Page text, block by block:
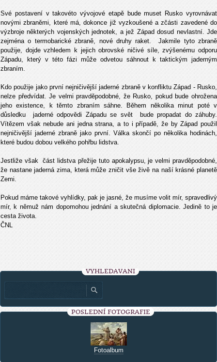
Své postavení v takovéto vývojové etapě bude muset Rusko vyrovnávat
novými zbraněmi, které má, dokonce již vyzkoušené a zčásti zavedené do
výzbroje některých vojenských jednotek, a jež Západ dosud nevlastní. Jde
zejména o termobarické zbraně, nové druhy raket. Jakmile tyto zbraně
použije, dojde vzhledem k jejich obrovské ničivé síle, zvýšenému odporu
Západu, který v této fázi může odvetou sáhnout k taktickým jaderným
zbraním.
Kdo použije jako první nejničivější jaderné zbraně v konfliktu Západ - Rusko,
nelze předvídat. Je velmi pravděpodobné, že Rusko, pokud bude ohrožena
jeho existence, k těmto zbraním sáhne. Během několika minut poté v
důsledku jaderné odpovědi Západu se svět bude propadat do záhuby.
Vítězem však nebude ani jedna strana, a to i případě, že by Západ použil
nejničivější jaderné zbraně jako první. Válka skončí po několika hodinách,
které budou dobou velkého pohřbu lidstva.
Jestliže však část lidstva přežije tuto apokalypsu, je velmi pravděpodobné,
že nastane jaderná zima, která může zničit vše živě na naší krásné planetě
Zemi.
Pokud máme takové vyhlídky, pak je jasné, že musíme volit mír, spravedlivý
mír, k němuž nám dopomohou jednání a skutečná diplomacie. Jedině to je
cesta života.
ČNL
VYHLEDÁVÁNÍ
POSLEDNÍ FOTOGRAFIE
Fotoalbum